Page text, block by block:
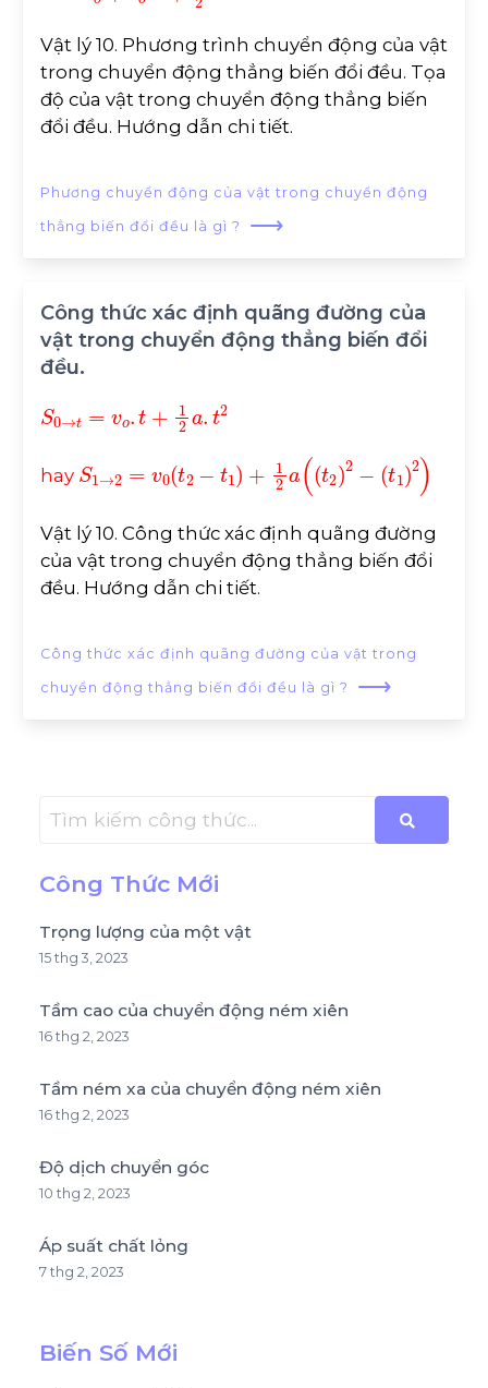
Vật lý 10. Phương trình chuyển động của vật
trong chuyển động thẳng biến đổi đều. Tọa
độ của vật trong chuyển động thẳng biến
đổi đều. Hướng dẫn chi tiết.
Phương chuyển động của vật trong chuyển động
thẳng biến đổi đều là gì ? ⟶
Công thức xác định quãng đường của
vật trong chuyển động thẳng biến đổi
đều.
S t 2 2
hay S t + 1 2 -t1 2
Vật lý 10. Công thức xác định quãng đường
của vật trong chuyển động thẳng biến đổi
đều. Hướng dẫn chi tiết.
Công thức xác định quãng đường của vật trong
chuyển động thẳng biến đổi đều là gì ? ⟶
Công Thức Mới
Trọng lượng của một vật
15 thg 3, 2023
Tầm cao của chuyển động ném xiên
16 thg 2, 2023
Tầm ném xa của chuyển động ném xiên
16 thg 2, 2023
Độ dịch chuyển góc
10 thg 2, 2023
Áp suất chất lỏng
7 thg 2, 2023
Biến Số Mới